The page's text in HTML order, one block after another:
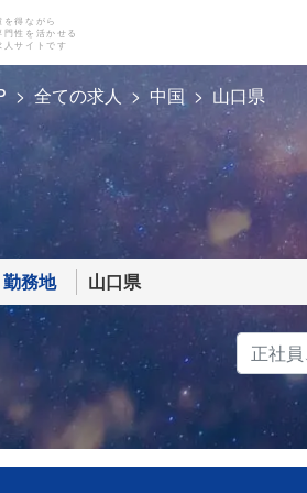
得ながら
性を活かせる
人サイトです
全ての求人 中国 山口県
勤務地 山口県